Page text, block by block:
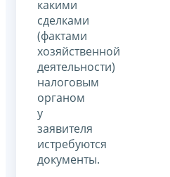
какими
сделками
(фактами
хозяйственной
деятельности)
налоговым
органом
у
заявителя
истребуются
документы.